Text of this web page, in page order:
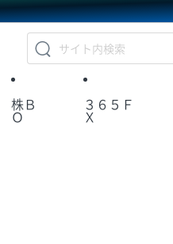
株Ｂ
Ｏ
３６５Ｆ
Ｘ